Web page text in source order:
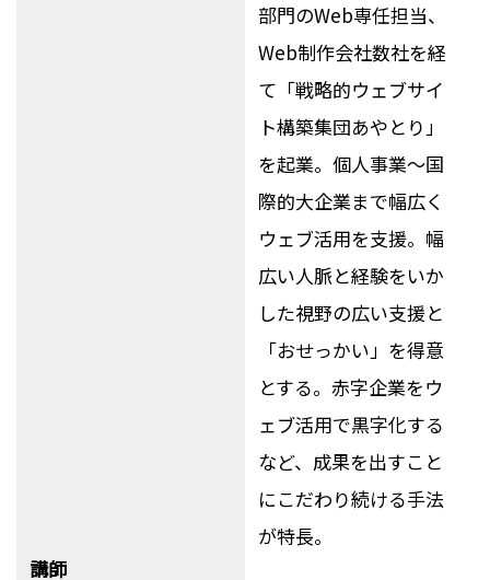
講師
部門のWeb専任担当、
Web制作会社数社を経
て「戦略的ウェブサイ
ト構築集団あやとり」
を起業。個人事業～国
際的大企業まで幅広く
ウェブ活用を支援。幅
広い人脈と経験をいか
した視野の広い支援と
「おせっかい」を得意
とする。赤字企業をウ
ェブ活用で黒字化する
など、成果を出すこと
にこだわり続ける手法
が特長。